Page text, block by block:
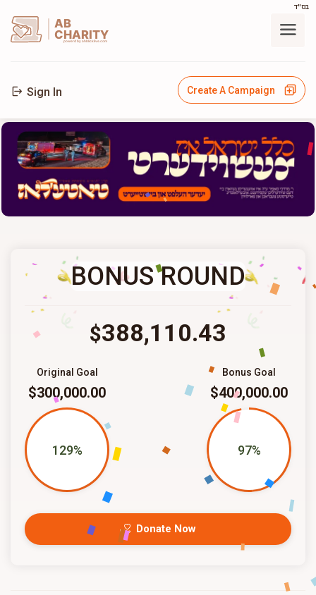
בס"ד
AB
CHARITY
powerd by ahblicklive.com
Sign In Create A Campaign
BONUS ROUND
$388,110.43
Bonus Goal
$400,000.00
97%
Original Goal
$300,000.00
129%
Donate Now